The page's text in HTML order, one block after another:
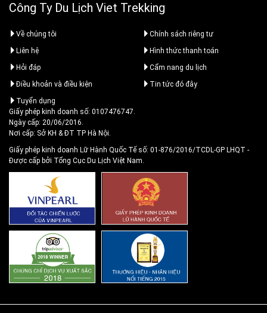
Công Ty Du Lịch Viet Trekking
Về chúng tôi
Chính sách riêng tư
Liên hệ
Hình thức thanh toán
Hỏi đáp
Cẩm nang du lịch
Điều khoản và điều kiện
Tin tức đó đây
Tuyển dụng
Giấy phép kinh doanh số: 0107476747.
Ngày cấp: 20/06/2016.
Nơi cấp: Sở KH & ĐT TP Hà Nội.
Giấy phép kinh doanh Lữ Hành Quốc Tế số: 01-876/2016/TCDL-GP LHQT -
Được cấp bởi Tổng Cục Du Lịch Việt Nam.